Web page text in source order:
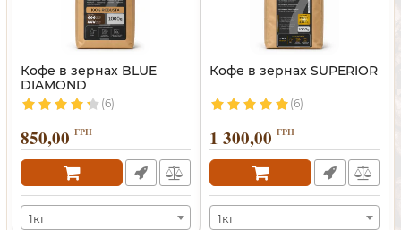
Кофе в зернах BLUE
DIAMOND
(6)
850,00 ГРН
1кг
Кофе в зернах SUPERIOR
(6)
1 300,00 ГРН
1кг